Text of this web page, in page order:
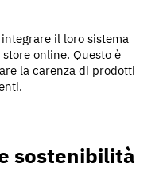
il loro sistema
online. Questo è
la carenza di prodotti
sostenibilità